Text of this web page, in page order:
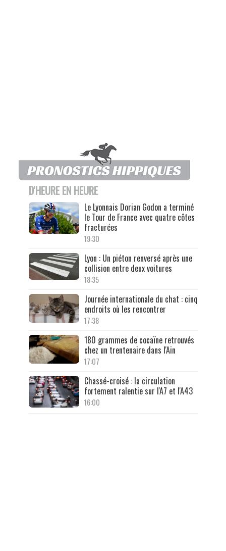
D'HEURE EN HEURE
Le Lyonnais Dorian Godon a terminé
le Tour de France avec quatre côtes
fracturées
19:30
Lyon : Un piéton renversé après une
collision entre deux voitures
18:35
Journée internationale du chat : cinq
endroits où les rencontrer
17:38
180 grammes de cocaïne retrouvés
chez un trentenaire dans l'Ain
17:07
Chassé-croisé : la circulation
fortement ralentie sur l'A7 et l'A43
16:00